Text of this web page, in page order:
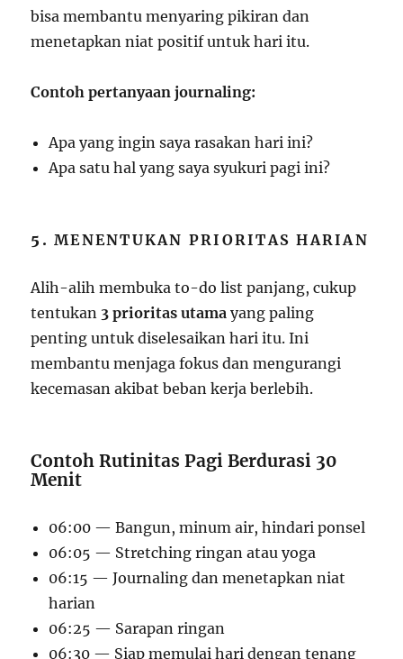
bisa membantu menyaring pikiran dan
menetapkan niat positif untuk hari itu.
Contoh pertanyaan journaling:
Apa yang ingin saya rasakan hari ini?
Apa satu hal yang saya syukuri pagi ini?
5.MENENTUKAN PRIORITAS HARIAN
Alih-alih membuka to-do list panjang, cukup
tentukan 3 prioritas utama yang paling
penting untuk diselesaikan hari itu. Ini
membantu menjaga fokus dan mengurangi
kecemasan akibat beban kerja berlebih.
Contoh Rutinitas Pagi Berdurasi 30
Menit
06:00 — Bangun, minum air, hindari ponsel
06:05 — Stretching ringan atau yoga
06:15 — Journaling dan menetapkan niat
harian
06:25 — Sarapan ringan
06:30 — Siap memulai hari dengan tenang